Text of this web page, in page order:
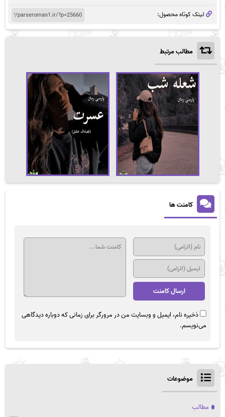
لینک کوتاه محصول:
مطالب مرتبط
کامنت ها
ذخیره نام، ایمیل و وبسایت من در مرورگر برای زمانی که دوباره دیدگاهی
می‌نویسم.
موضوعات
مطالب